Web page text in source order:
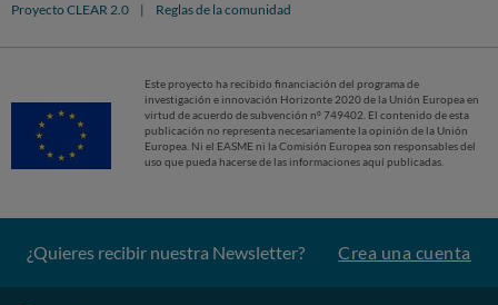
Proyecto CLEAR 2.0 | Reglas de la comunidad
Este proyecto ha recibido financiación del programa de
investigación e innovación Horizonte 2020 de la Unión Europea en
virtud de acuerdo de subvención nº 749402. El contenido de esta
publicación no representa necesariamente la opinión de la Unión
Europea. Ni el EASME ni la Comisión Europea son responsables del
uso que pueda hacerse de las informaciones aquí publicadas.
¿Quieres recibir nuestra Newsletter? Crea una cuenta